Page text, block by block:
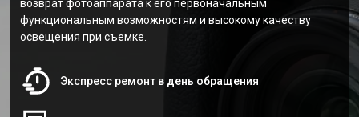
возврат фотоаппарата к его первоначальным
функциональным возможностям и высокому качеству
освещения при съемке.
Экспресс ремонт в день обращения